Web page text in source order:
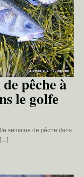
pêche à
le golfe
semaine de pêche dans
[…]